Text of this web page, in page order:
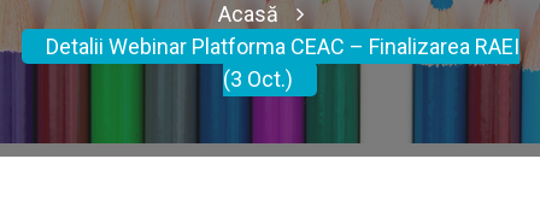
Acasă
Detalii Webinar Platforma CEAC – Finalizarea RAEI
(3 Oct.)